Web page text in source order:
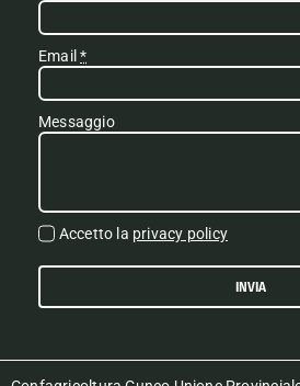
Email*
Messaggio
Accetto la privacy policy
INVIA